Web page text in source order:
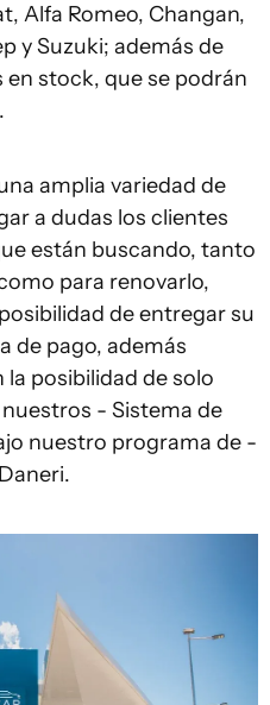
Alfa Romeo, Changan,
y Suzuki; además de
stock, que se podrán
amplia variedad de
a dudas los clientes
están buscando, tanto
para renovarlo,
de entregar su
de pago, además
posibilidad de solo
- Sistema de
nuestro programa de -